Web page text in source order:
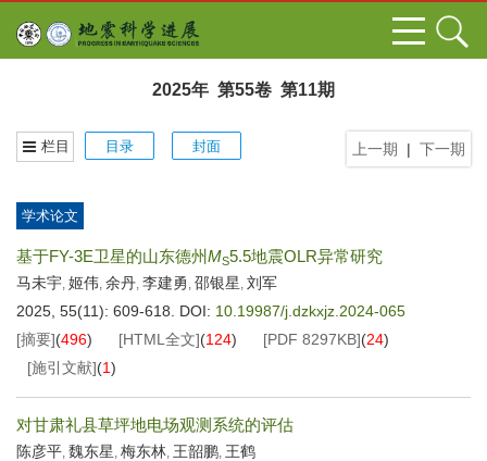
2025年 第55卷 第11期
上一期 | 下一期
栏目 目录 封面
学术论文
基于FY-3E卫星的山东德州MS5.5地震OLR异常研究
马未宇, 姬伟, 余丹, 李建勇, 邵银星, 刘军
2025, 55(11): 609-618.
DOI: 10.19987/j.dzkxjz.2024-065
[摘要](496) [HTML全文](124) [PDF 8297KB](24)
[施引文献](1)
对甘肃礼县草坪地电场观测系统的评估
陈彦平, 魏东星, 梅东林, 王韶鹏, 王鹤